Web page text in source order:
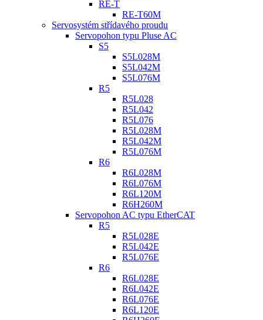
RE-T
RE-T60M
Servosystém střídavého proudu
Servopohon typu Pluse AC
S5
S5L028M
S5L042M
S5L076M
R5
R5L028
R5L042
R5L076
R5L028M
R5L042M
R5L076M
R6
R6L028M
R6L076M
R6L120M
R6H260M
Servopohon AC typu EtherCAT
R5
R5L028E
R5L042E
R5L076E
R6
R6L028E
R6L042E
R6L076E
R6L120E